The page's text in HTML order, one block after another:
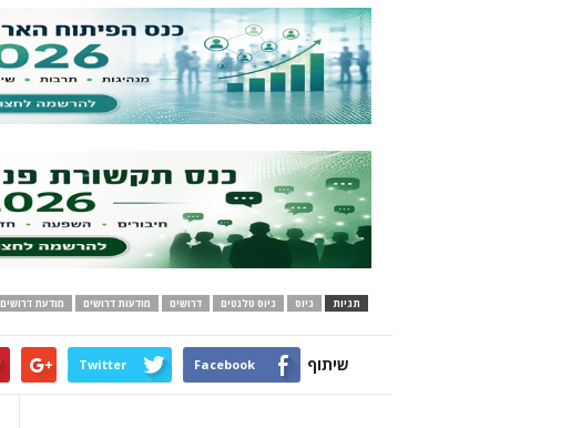
תגיות גיוס גיוס טלנטים דרושים מודעות דרושים מודעת דרושים
שיתוף Facebook
Twitter